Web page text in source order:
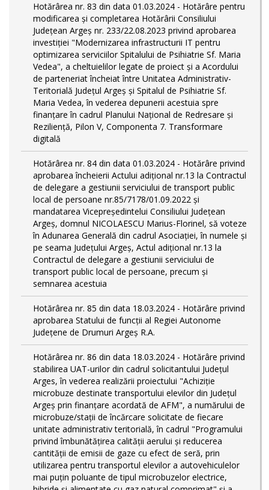
Hotărârea nr. 83 din data 01.03.2024 - Hotărâre pentru
modificarea și completarea Hotărârii Consiliului
Județean Argeș nr. 233/22.08.2023 privind aprobarea
investiției "Modernizarea infrastructurii IT pentru
optimizarea serviciilor Spitalului de Psihiatrie Sf. Maria
Vedea", a cheltuielilor legate de proiect și a Acordului
de parteneriat încheiat între Unitatea Administrativ-
Teritorială Județul Argeș și Spitalul de Psihiatrie Sf.
Maria Vedea, în vederea depunerii acestuia spre
finanțare în cadrul Planului Național de Redresare și
Reziliență, Pilon V, Componenta 7. Transformare
digitală
Hotărârea nr. 84 din data 01.03.2024 - Hotărâre privind
aprobarea încheierii Actului adițional nr.13 la Contractul
de delegare a gestiunii serviciului de transport public
local de persoane nr.85/7178/01.09.2022 și
mandatarea Vicepreședintelui Consiliului Județean
Argeș, domnul NICOLAESCU Marius-Florinel, să voteze
în Adunarea Generală din cadrul Asociației, în numele și
pe seama Județului Argeș, Actul adițional nr.13 la
Contractul de delegare a gestiunii serviciului de
transport public local de persoane, precum și
semnarea acestuia
Hotărârea nr. 85 din data 18.03.2024 - Hotărâre privind
aprobarea Statului de funcţii al Regiei Autonome
Județene de Drumuri Argeș R.A.
Hotărârea nr. 86 din data 18.03.2024 - Hotărâre privind
stabilirea UAT-urilor din cadrul solicitantului Județul
Arges, în vederea realizării proiectului "Achiziție
microbuze destinate transportului elevilor din Județul
Argeș prin finanțare acordată de AFM", a numărului de
microbuze/stații de încărcare solicitate de fiecare
unitate administrativ teritorială, în cadrul "Programului
privind îmbunătățirea calității aerului și reducerea
cantității de emisii de gaze cu efect de seră, prin
utilizarea pentru transportul elevilor a autovehiculelor
mai puțin poluante de tipul microbuzelor electrice,